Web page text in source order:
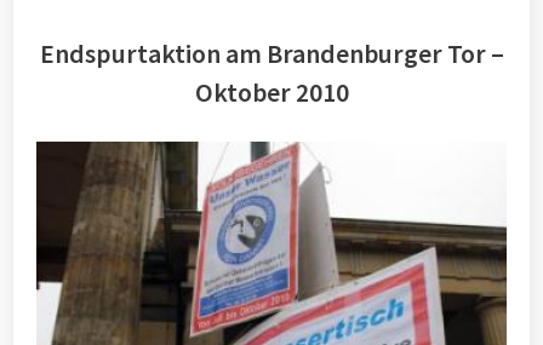
Endspurtaktion am Brandenburger Tor –
Oktober 2010